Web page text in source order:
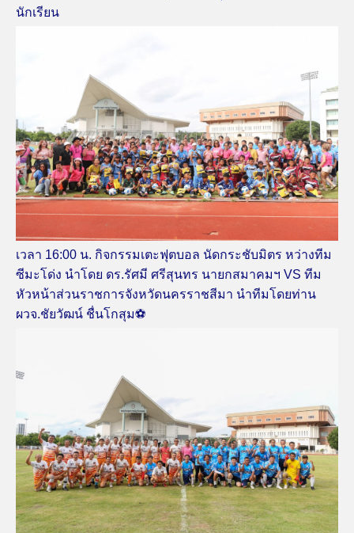
นักเรียน
เวลา 16:00 น. กิจกรรมเตะฟุตบอล นัดกระชับมิตร หว่างทีม
ซีมะโด่ง นำโดย ดร.รัศมี ศรีสุนทร นายกสมาคมฯ VS ทีม
หัวหน้าส่วนราชการจังหวัดนครราชสีมา นำทีมโดยท่าน
ผวจ.ชัยวัฒน์ ชื่นโกสุม⚽️